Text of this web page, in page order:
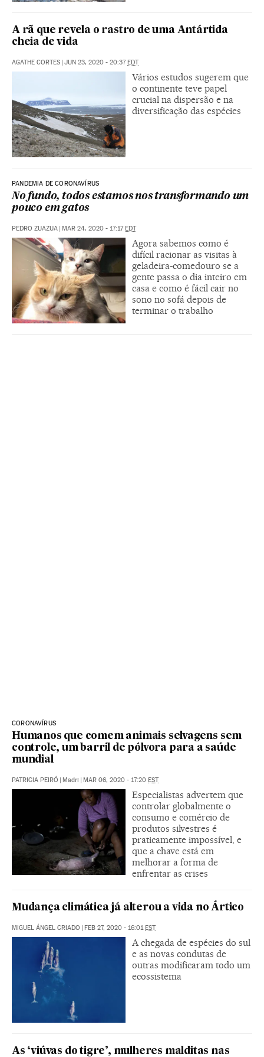
A rã que revela o rastro de uma Antártida
cheia de vida
AGATHE CORTES | JUN 23, 2020 - 20:37EDT
Vários estudos sugerem que
o continente teve papel
crucial na dispersão e na
diversificação das espécies
PANDEMIA DE CORONAVÍRUS
No fundo, todos estamos nos transformando um
pouco em gatos
PEDRO ZUAZUA | MAR 24, 2020 - 17:17EDT
Agora sabemos como é
difícil racionar as visitas à
geladeira-comedouro se a
gente passa o dia inteiro em
casa e como é fácil cair no
sono no sofá depois de
terminar o trabalho
CORONAVÍRUS
Humanos que comem animais selvagens sem
controle, um barril de pólvora para a saúde
mundial
PATRICIA PEIRÓ | Madri | MAR 06, 2020 - 17:20 EST
Especialistas advertem que
controlar globalmente o
consumo e comércio de
produtos silvestres é
praticamente impossível, e
que a chave está em
melhorar a forma de
enfrentar as crises
Mudança climática já alterou a vida no Ártico
MIGUEL ÁNGEL CRIADO | FEB 27, 2020 - 16:01EST
A chegada de espécies do sul
e as novas condutas de
outras modificaram todo um
ecossistema
As ‘viúvas do tigre’, mulheres malditas nas